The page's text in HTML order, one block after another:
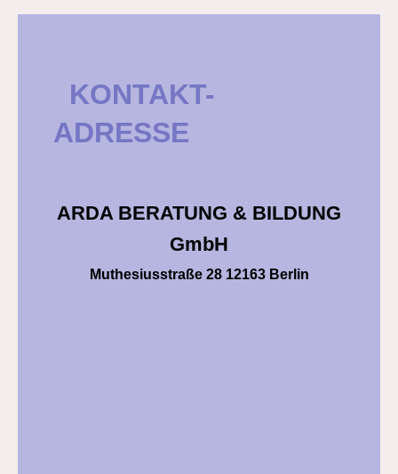
KONTAKT-
ADRESSE
ARDA BERATUNG & BILDUNG
GmbH
Muthesiusstraße 28 12163 Berlin